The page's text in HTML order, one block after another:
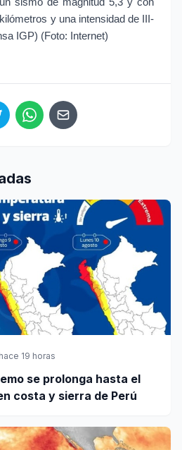
y una intensidad de III-
IGP) (Foto: Internet)
hace 19 horas
se prolonga hasta el
costa y sierra de Perú